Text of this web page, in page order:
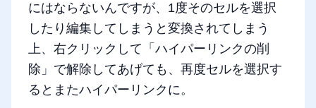
にはならないんですが、1度そのセルを選択
したり編集してしまうと変換されてしまう
上、右クリックして「ハイパーリンクの削
除」で解除してあげても、再度セルを選択す
るとまたハイパーリンクに。